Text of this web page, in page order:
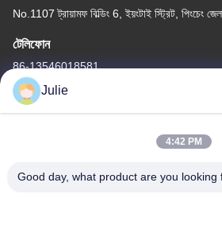
No.1107 ট্রায়ামফ বিল্ডিং 6, ইয়ংটাই স্ট্রিট, পিংচেং
টেলিফোন
86-13546018581
চীন ভালো গুণমান খাদ্য এবং ফিড সংযোজন
Julie
4:42 PM
Good day, what product are you looking